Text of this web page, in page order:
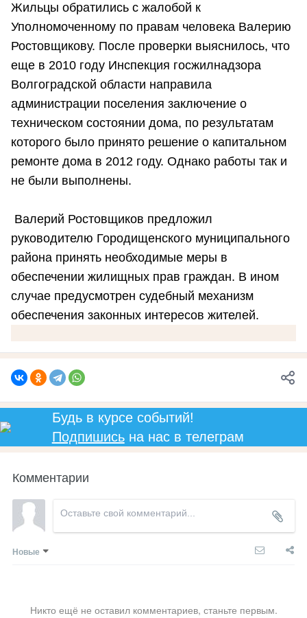
Жильцы обратились с жалобой к
Уполномоченному по правам человека Валерию
Ростовщикову. После проверки выяснилось, что
еще в 2010 году Инспекция госжилнадзора
Волгоградской области направила
администрации поселения заключение о
техническом состоянии дома, по результатам
которого было принято решение о капитальном
ремонте дома в 2012 году. Однако работы так и
не были выполнены.
Валерий Ростовщиков предложил
руководителю Городищенского муниципального
района принять необходимые меры в
обеспечении жилищных прав граждан. В ином
случае предусмотрен судебный механизм
обеспечения законных интересов жителей.
Будь в курсе событий!
Подпишисьна нас в телеграм
Комментарии
Новые
Никто ещё не оставил комментариев, станьте первым.